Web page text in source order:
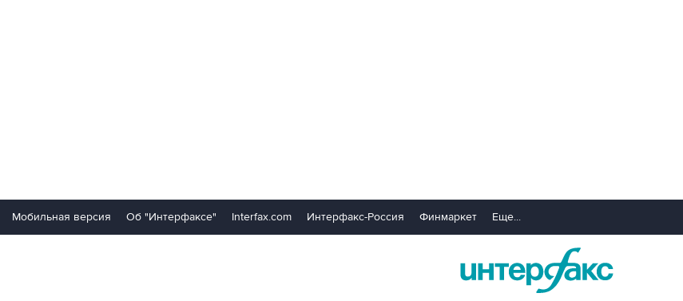
Мобильная версия Об "Интерфаксе" Interfax.com Интерфакс-Россия Финмаркет Еще...